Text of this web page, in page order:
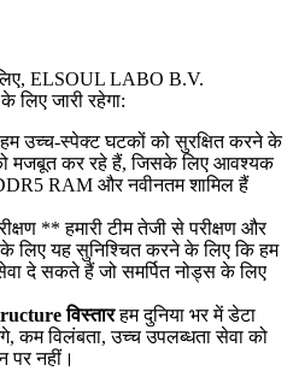
ELSOUL LABO B.V.
लिए जारी रहेगा:
उच्च-स्पेक्ट घटकों को सुरक्षित करने के
मजबूत कर रहे हैं, जिसके लिए आवश्यक
RAM और नवीनतम शामिल हैं
** हमारी टीम तेजी से परीक्षण और
के लिए यह सुनिश्चित करने के लिए कि हम
दे सकते हैं जो समर्पित नोड्स के लिए
विस्तारहम दुनिया भर में डेटा
कम विलंबता, उच्च उपलब्धता सेवा को
पर नहीं।